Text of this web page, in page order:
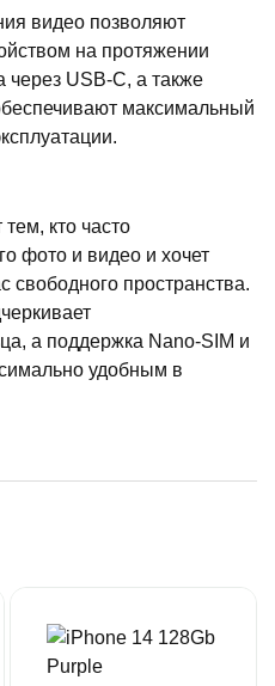
видео позволяют
на протяжении
через USB-C, а также
максимальный
кто часто
фото и видео и хочет
свободного пространства.
а поддержка Nano-SIM и
удобным в